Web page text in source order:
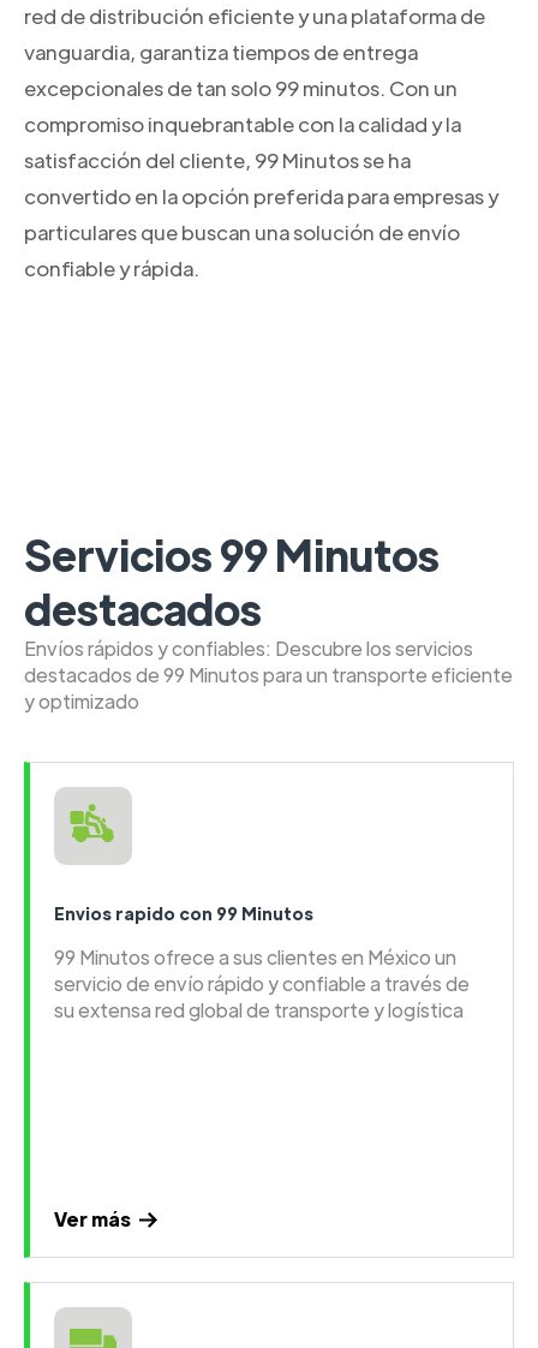
red de distribución eficiente y una plataforma de
vanguardia, garantiza tiempos de entrega
excepcionales de tan solo 99 minutos. Con un
compromiso inquebrantable con la calidad y la
satisfacción del cliente, 99 Minutos se ha
convertido en la opción preferida para empresas y
particulares que buscan una solución de envío
confiable y rápida.
Servicios 99 Minutos
destacados
Envíos rápidos y confiables: Descubre los servicios
destacados de 99 Minutos para un transporte eficiente
y optimizado
Envios rapido con 99 Minutos
99 Minutos ofrece a sus clientes en México un
servicio de envío rápido y confiable a través de
su extensa red global de transporte y logística
Ver más